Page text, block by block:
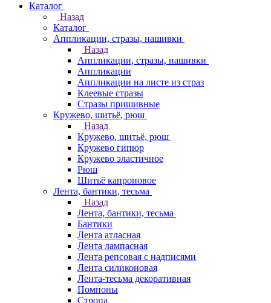
Каталог
Назад
Каталог
Аппликации, стразы, нашивки
Назад
Аппликации, стразы, нашивки
Аппликации
Аппликации на листе из страз
Клеевые стразы
Стразы пришивные
Кружево, шитьё, рюш
Назад
Кружево, шитьё, рюш
Кружево гипюр
Кружево эластичное
Рюш
Шитьё капроновое
Лента, бантики, тесьма
Назад
Лента, бантики, тесьма
Бантики
Лента атласная
Лента лампасная
Лента репсовая с надписями
Лента силиконовая
Лента-тесьма декоративная
Помпоны
Стропа